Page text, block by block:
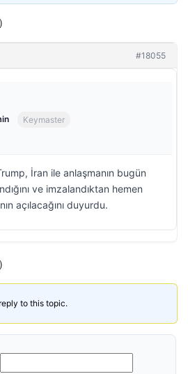
#18055
Keymaster
İran ile anlaşmanın bugün
ve imzalandıktan hemen
açılacağını duyurdu.
to this topic.